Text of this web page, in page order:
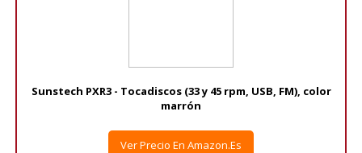
Sunstech PXR3 - Tocadiscos (33 y 45 rpm, USB, FM), color
marrón
Ver Precio En Amazon.es